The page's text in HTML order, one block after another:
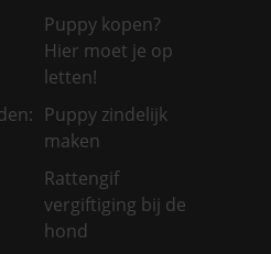
Puppy kopen?
Hier moet je op
letten!
Puppy zindelijk
maken
Rattengif
vergiftiging bij de
hond